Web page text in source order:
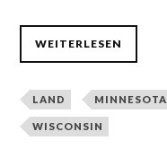
WEITERLESEN
LAND MINNESOTA
WISCONSIN